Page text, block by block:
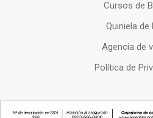
Cursos de
Quiniela de
Agencia de
Política de